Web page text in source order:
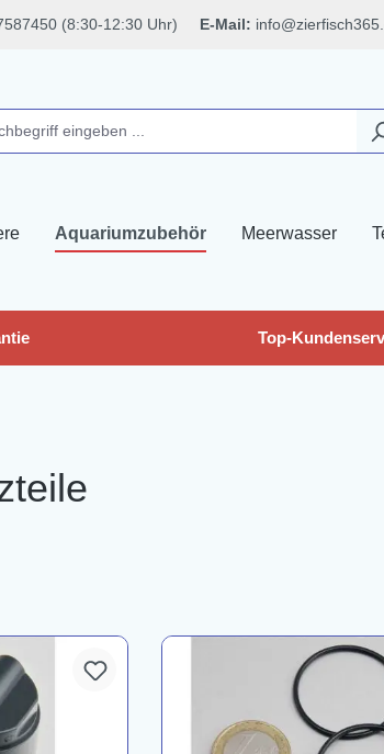
(8:30-12:30 Uhr) E-Mail:
Aquariumzubehör Meerwasser
Top-